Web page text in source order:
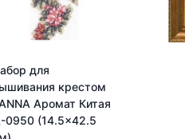
для
крестом
Аромат Китая
0950 (14.5×42.5